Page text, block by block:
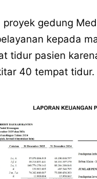
proyek gedung
kepada
tidur pasien
40 tempat tidur.